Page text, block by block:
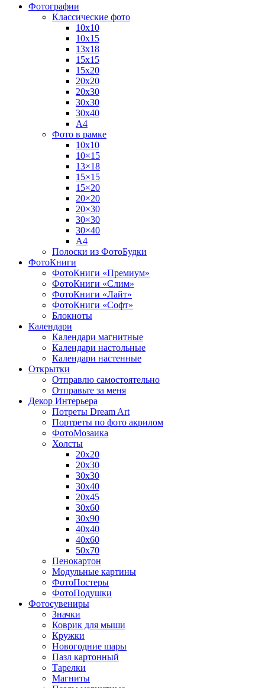
Фотографии
Классические фото
10х10
10х15
13х18
15х15
15х20
20х20
20х30
30х30
30х40
А4
Фото в рамке
10х10
10×15
13×18
15×15
15×20
20×20
20×30
30×30
30×40
A4
Полоски из ФотоБудки
ФотоКниги
ФотоКниги «Премиум»
ФотоКниги «Слим»
ФотоКниги «Лайт»
ФотоКниги «Софт»
Блокноты
Календари
Календари магнитные
Календари настольные
Календари настенные
Открытки
Отправлю самостоятельно
Отправьте за меня
Декор Интерьера
Потреты Dream Art
Портреты по фото акрилом
ФотоМозаика
Холсты
20х20
20х30
30х30
30х40
20х45
30х60
30х90
40х40
40х60
50х70
Пенокартон
Модульные картины
ФотоПостеры
ФотоПодушки
Фотоcувениры
Значки
Коврик для мыши
Кружки
Новогодние шары
Пазл картонный
Тарелки
Магниты